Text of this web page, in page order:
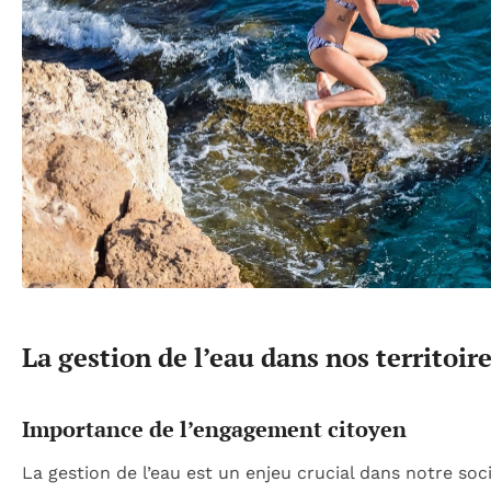
La gestion de l’eau dans nos
Importance de l’engagement citoyen
La gestion de l’eau est un enjeu crucial dans notre